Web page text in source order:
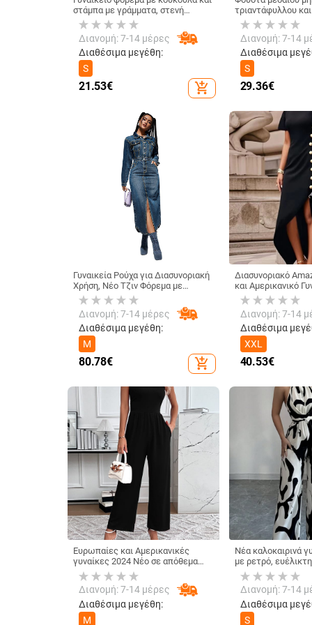
στάμπα με γράμματα, στενή
γραμμή, Amazon AliExpress 2021,
από την Ευρώπη και την Αμερική.
Διανομή: 7-14 μέρες
Διαθέσιμα μεγέθη:
S
21.53€ add_shopping_cart
τριαντάφυλλου
στυλ Cross-Border
φούστα χωρίς
Διανομή: 7-14
Διαθέσιμα
S
29.36€
Γυναικεία Ρούχα για Διασυνοριακή
Χρήση, Νέο Τζιν Φόρεμα με
Κουμπιά και Σχίσιμο στο Πέτο,
Άμεση Πώληση από το Εργοστάσιο
Πηγής
Διανομή: 7-14 μέρες
Διαθέσιμα μεγέθη:
M
80.78€ add_shopping_cart
Διασυνοριακό
και Αμερικανικό
Κομψό Ακανόνιστο
Πλαϊνά Κουμπιά
Διανομή: 7-14
Διαθέσιμα
XXL
40.53€
Ευρωπαίες και Αμερικανικές
γυναίκες 2024 Νέο σε απόθεμα
Διασυνοριακή ανοιξιάτικη και
καλοκαιρινή αμάνικη φαρδιά
φόρμα με φαρδιά μπατζάκια
Διανομή: 7-14 μέρες
Διαθέσιμα μεγέθη:
M
Νέα καλοκαιρινά
με ρετρό,
φόρμα με κορδόνια
τελείωμα στη
λάστιχο στο
γυναίκες,
ποιότητας
Διανομή: 7-14
Διαθέσιμα
S